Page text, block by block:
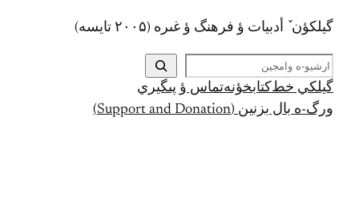
گيلکؤن ٚ أدبیات ؤ فرهنگ ؤ غىره (۲۰۰۵ تايسه)
ج
س
ت
ج
گيلکي خط کتابخؤنهتماس ؤ پىگيري
ورگ-ه بال بزنين (Support and Donation)